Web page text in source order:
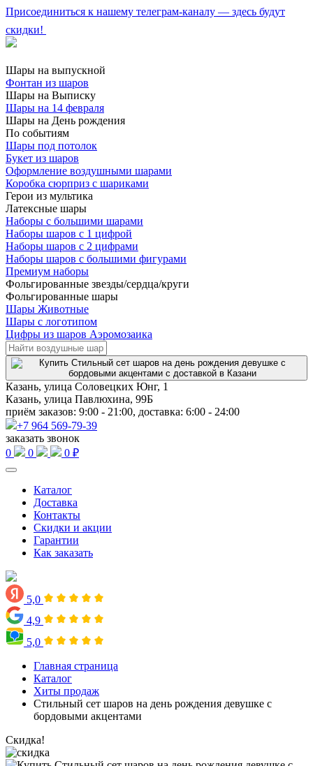
Присоединиться к нашему телеграм-каналу — здесь будут
скидки!
Шары на выпускной
Фонтан из шаров
Шары на Выписку
Шары на 14 февраля
Шары на День рождения
По событиям
Шары под потолок
Букет из шаров
Оформление воздушными шарами
Коробка сюрприз с шариками
Герои из мультика
Латексные шары
Наборы с большими шарами
Наборы шаров с 1 цифрой
Наборы шаров с 2 цифрами
Наборы шаров с большими фигурами
Премиум наборы
Фольгированные звезды/сердца/круги
Фольгированные шары
Шары Животные
Шары с логотипом
Цифры из шаров Аэромозаика
Казань, улица Соловецких Юнг, 1
Казань, улица Павлюхина, 99Б
приём заказов: 9:00 - 21:00, доставка: 6:00 - 24:00
+7 964 569-79-39
заказать звонок
0
0 0 ₽
Каталог
Доставка
Контакты
Скидки и акции
Гарантии
Как заказать
5,0
4,9
5,0
Главная страница
Каталог
Хиты продаж
Стильный сет шаров на день рождения девушке с
бордовыми акцентами
Скидка!